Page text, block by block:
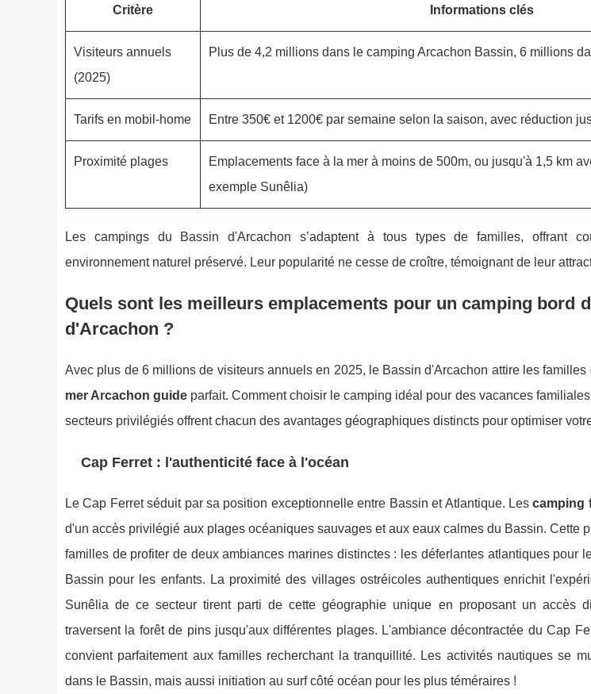
Critère Informations clés
Visiteurs annuels
(2025)
Plus de 4,2 millions dans le camping Arcachon Bassin, 6 millions
Tarifs en mobil-home Entre 350€ et 1200€ par semaine selon la saison, avec réduction
Proximité plages
Emplacements face à la mer à moins de 500m, ou jusqu'à 1,5 km
exemple Sunêlia)
Les campings du Bassin d'Arcachon s’adaptent à tous types de familles, offrant
environnement naturel préservé. Leur popularité ne cesse de croître, témoignant de leur
Quels sont les meilleurs emplacements pour un camping bord
d'Arcachon ?
Avec plus de 6 millions de visiteurs annuels en 2025, le Bassin d'Arcachon attire les
mer Arcachon guide parfait. Comment choisir le camping idéal pour des vacances
secteurs privilégiés offrent chacun des avantages géographiques distincts pour optimiser
Cap Ferret : l'authenticité face à l'océan
Le Cap Ferret séduit par sa position exceptionnelle entre Bassin et Atlantique. Lescamping
d'un accès privilégié aux plages océaniques sauvages et aux eaux calmes du Bassin. Cette
familles de profiter de deux ambiances marines distinctes : les déferlantes atlantiques pour
Bassin pour les enfants. La proximité des villages ostréicoles authentiques enrichit
Sunêlia de ce secteur tirent parti de cette géographie unique en proposant un accès
traversent la forêt de pins jusqu'aux différentes plages. L'ambiance décontractée du Cap
convient parfaitement aux familles recherchant la tranquillité. Les activités nautiques se
dans le Bassin, mais aussi initiation au surf côté océan pour les plus téméraires !